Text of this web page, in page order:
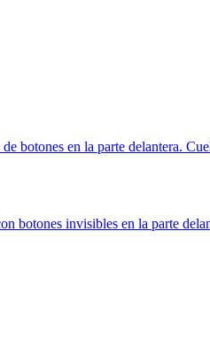
botones en la parte delantera.
botones invisibles en la parte